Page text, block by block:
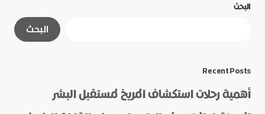
الحقول الإلزامية
البحث
البحث
Recent Posts
أهمية رحلات استكشاف المريخ لمستقبل البشر